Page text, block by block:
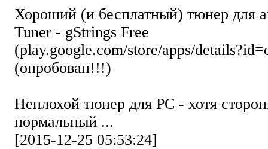
Хороший (и бесплатный) тюнер для
Tuner - gStrings Free
(play.google.com/store/apps/
(опробован!!!)
Неплохой тюнер для РС - хотя
нормальный ...
[2015-12-25 05:53:24]